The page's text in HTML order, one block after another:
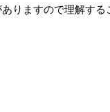
りますので理解する